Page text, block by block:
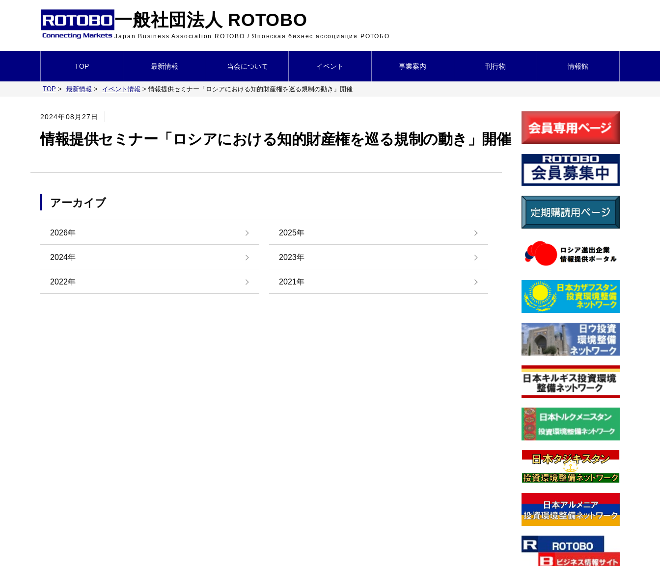
一般社団法人 ROTOBO
Japan Business Association ROTOBO / Японская бизнес ассоциация РОТОБО
TOP 最新情報 当会について イベント 事業案内 刊行物 情報館
TOP > 最新情報 > イベント情報 >情報提供セミナー「ロシアにおける知的財産権を巡る規制の動き」開催
2024年08月27日
情報提供セミナー「ロシアにおける知的財産権を巡る規制の動き」開催
アーカイブ
2026年 2025年
2024年 2023年
2022年 2021年